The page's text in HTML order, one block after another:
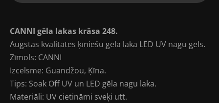
CANNI gēla lakas krāsa 248.
Augstas kvalitātes ķīniešu gēla laka LED UV nagu gēls.
Zīmols: CANNI
Izcelsme: Guandžou, Ķīna.
Tips: Soak Off UV un LED gēla nagu laka.
Materiāli: UV cietināmi sveķi utt.